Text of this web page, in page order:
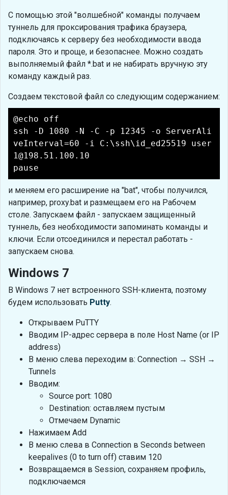
С помощью этой "волшебной" команды получаем
туннель для проксирования трафика браузера,
подключаясь к серверу без необходимости ввода
пароля. Это и проще, и безопаснее. Можно создать
выполняемый файл *.bat и не набирать вручную эту
команду каждый раз.
Создаем текстовой файл со следующим содержанием:
@echo off
ssh -D 1080 -N -C -p 12345 -o ServerAli
veInterval=60 -i C:\ssh\id_ed25519 user
1@198.51.100.10
pause
и меняем его расширение на "bat", чтобы получился,
например, proxy.bat и размещаем его на Рабочем
столе. Запускаем файл - запускаем защищенный
туннель, без необходимости запоминать команды и
ключи. Если отсоединился и перестал работать -
запускаем снова.
Windows 7
В Windows 7 нет встроенного SSH-клиента, поэтому
будем использовать Putty.
Открываем PuTTY
Вводим IP-адрес сервера в поле Host Name (or IP
address)
В меню слева переходим в: Connection → SSH →
Tunnels
Вводим:
Source port: 1080
Destination: оставляем пустым
Отмечаем Dynamic
Нажимаем Add
В меню слева в Connection в Seconds between
keepalives (0 to turn off) ставим 120
Возвращаемся в Session, сохраняем профиль,
подключаемся